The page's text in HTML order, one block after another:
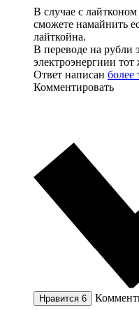
В случае с
сможете намайнить
лайткойна.
В переводе на рубли
электроэнергиии тот
Ответ написан более
Комментировать
Нравится 6